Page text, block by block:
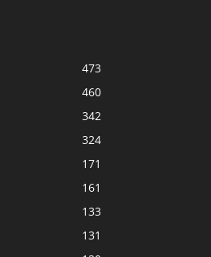
473
460
342
324
171
161
133
131